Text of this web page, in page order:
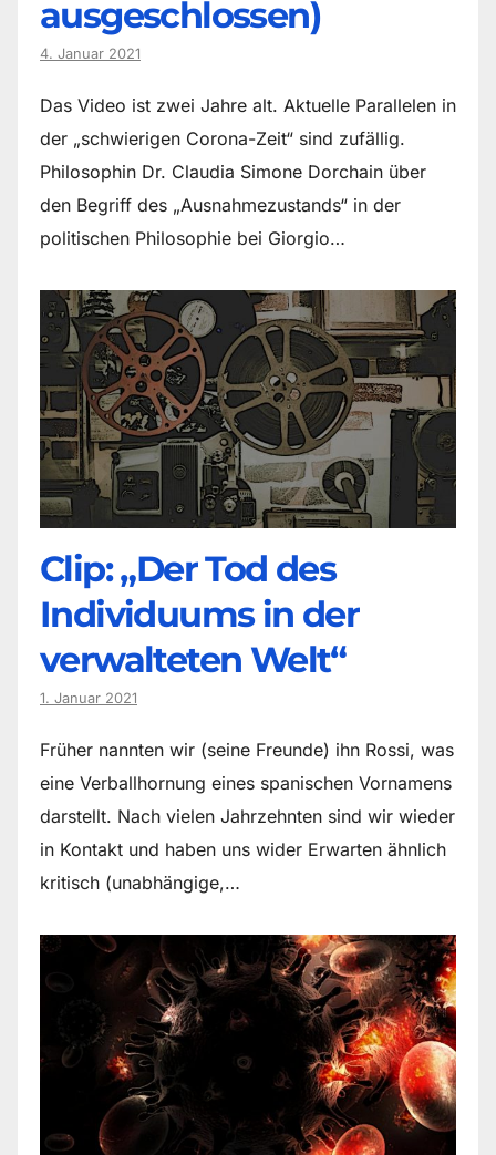
ausgeschlossen)
4. Januar 2021
Das Video ist zwei Jahre alt. Aktuelle Parallelen in
der „schwierigen Corona-Zeit“ sind zufällig.
Philosophin Dr. Claudia Simone Dorchain über
den Begriff des „Ausnahmezustands“ in der
politischen Philosophie bei Giorgio…
Clip: „Der Tod des
Individuums in der
verwalteten Welt“
1. Januar 2021
Früher nannten wir (seine Freunde) ihn Rossi, was
eine Verballhornung eines spanischen Vornamens
darstellt. Nach vielen Jahrzehnten sind wir wieder
in Kontakt und haben uns wider Erwarten ähnlich
kritisch (unabhängige,…